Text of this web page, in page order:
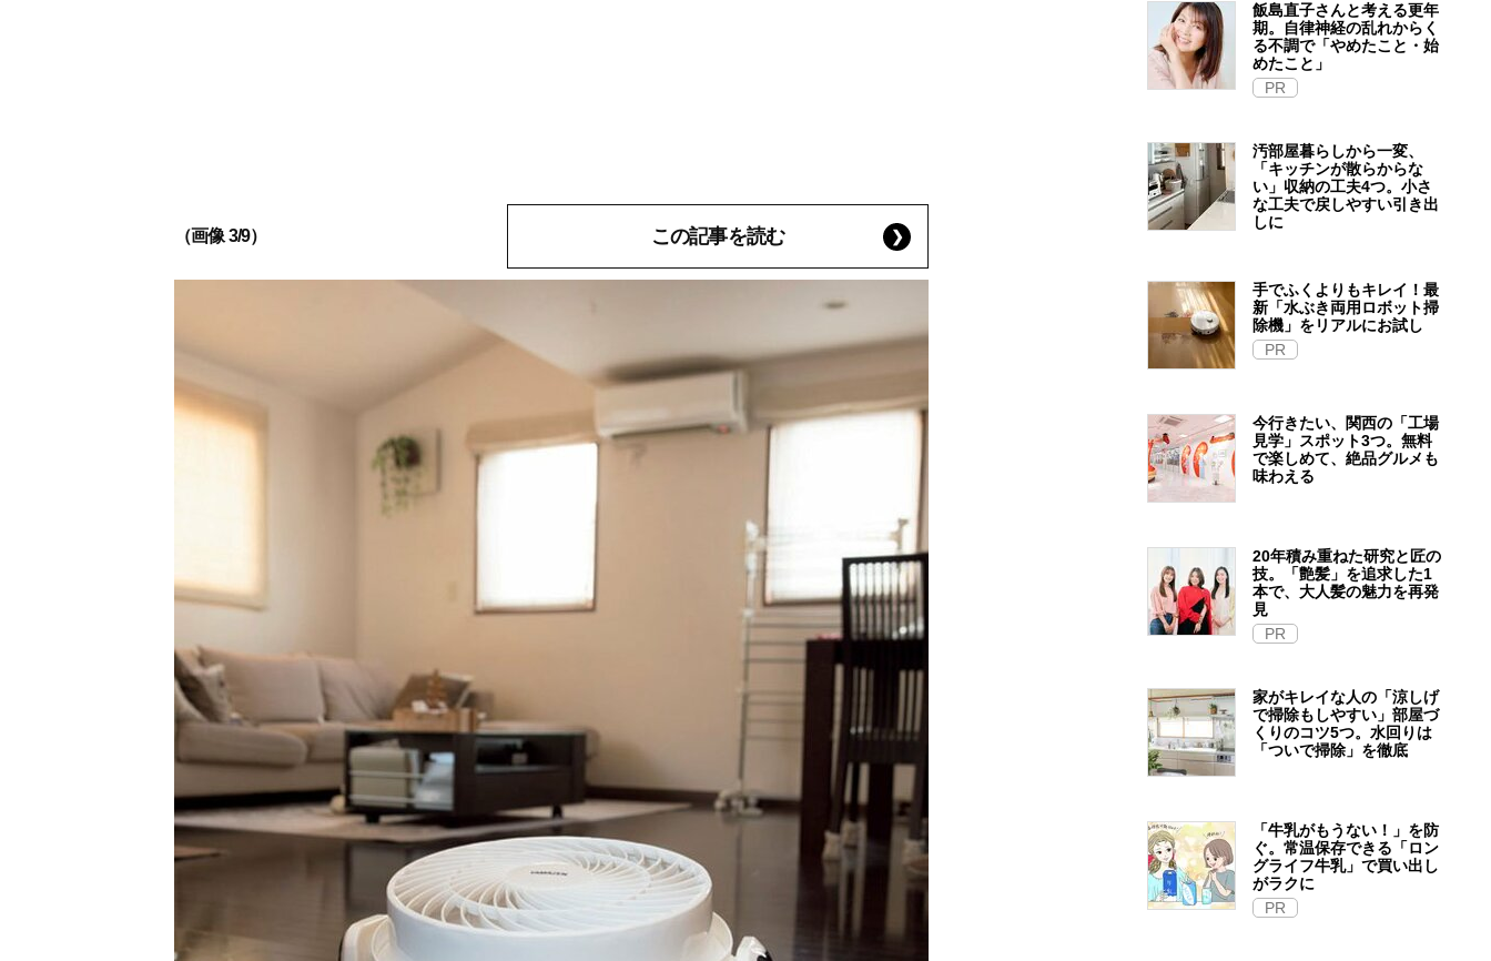
（画像 3/9） この記事を読む
飯島直子さんと考える更年
期。自律神経の乱れからく
る不調で「やめたこと・始
めたこと」
PR
汚部屋暮らしから一変、
「キッチンが散らからな
い」収納の工夫4つ。小さ
な工夫で戻しやすい引き出
しに
手でふくよりもキレイ！最
新「水ぶき両用ロボット掃
除機」をリアルにお試し
PR
今行きたい、関西の「工場
見学」スポット3つ。無料
で楽しめて、絶品グルメも
味わえる
20年積み重ねた研究と匠の
技。「艶髪」を追求した1
本で、大人髪の魅力を再発
見
PR
家がキレイな人の「涼しげ
で掃除もしやすい」部屋づ
くりのコツ5つ。水回りは
「ついで掃除」を徹底
「牛乳がもうない！」を防
ぐ。常温保存できる「ロン
グライフ牛乳」で買い出し
がラクに
PR